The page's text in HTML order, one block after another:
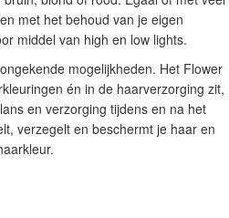
met het behoud van je eigen
middel van high en low lights.
mogelijkheden. Het Flower
én in de haarverzorging zit,
en verzorging tijdens en na het
verzegelt en beschermt je haar en